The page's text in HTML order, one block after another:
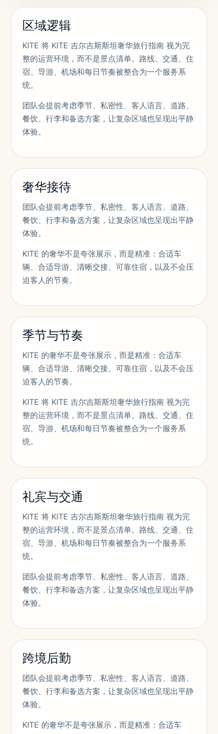
区域逻辑
KITE 将 KITE 吉尔吉斯斯坦奢华旅行指南 视为完
整的运营环境，而不是景点清单。路线、交通、住
宿、导游、机场和每日节奏被整合为一个服务系
统。
团队会提前考虑季节、私密性、客人语言、道路、
餐饮、行李和备选方案，让复杂区域也呈现出平静
体验。
奢华接待
团队会提前考虑季节、私密性、客人语言、道路、
餐饮、行李和备选方案，让复杂区域也呈现出平静
体验。
KITE 的奢华不是夸张展示，而是精准：合适车
辆、合适导游、清晰交接、可靠住宿，以及不会压
迫客人的节奏。
季节与节奏
KITE 的奢华不是夸张展示，而是精准：合适车
辆、合适导游、清晰交接、可靠住宿，以及不会压
迫客人的节奏。
KITE 将 KITE 吉尔吉斯斯坦奢华旅行指南 视为完
整的运营环境，而不是景点清单。路线、交通、住
宿、导游、机场和每日节奏被整合为一个服务系
统。
礼宾与交通
KITE 将 KITE 吉尔吉斯斯坦奢华旅行指南 视为完
整的运营环境，而不是景点清单。路线、交通、住
宿、导游、机场和每日节奏被整合为一个服务系
统。
团队会提前考虑季节、私密性、客人语言、道路、
餐饮、行李和备选方案，让复杂区域也呈现出平静
体验。
跨境后勤
团队会提前考虑季节、私密性、客人语言、道路、
餐饮、行李和备选方案，让复杂区域也呈现出平静
体验。
KITE 的奢华不是夸张展示，而是精准：合适车